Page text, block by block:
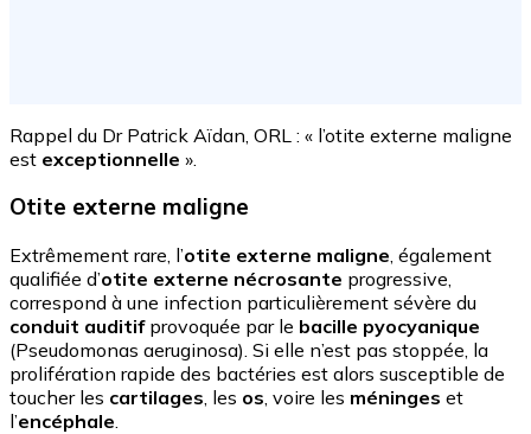
Rappel du Dr Patrick Aïdan, ORL : « l’otite externe maligne
est exceptionnelle ».
Otite externe maligne
Extrêmement rare, l’otite externe maligne , également
qualifiée d’otite externe nécrosante progressive,
correspond à une infection particulièrement sévère du
conduit auditifprovoquée par le bacille pyocyanique
(Pseudomonas aeruginosa). Si elle n’est pas stoppée, la
prolifération rapide des bactéries est alors susceptible de
toucher les cartilages , les os , voire les méninges et
l’encéphale